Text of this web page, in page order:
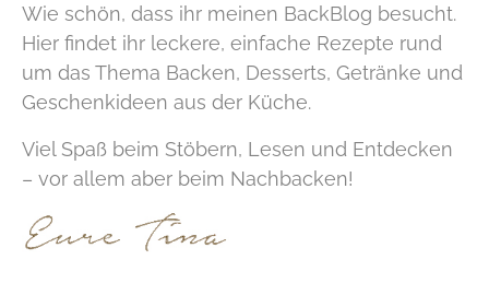
Wie schön, dass ihr meinen BackBlog besucht.
Hier findet ihr leckere, einfache Rezepte rund
um das Thema Backen, Desserts, Getränke und
Geschenkideen aus der Küche.
Viel Spaß beim Stöbern, Lesen und Entdecken
– vor allem aber beim Nachbacken!